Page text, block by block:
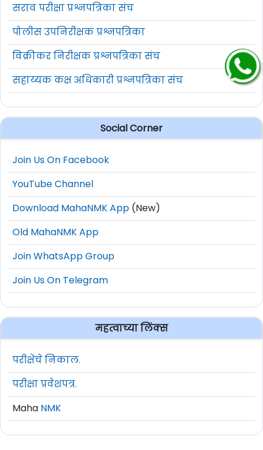
सराव परीक्षा प्रश्नपत्रिका संच
पोलीस उपनिरीक्षक प्रश्नपत्रिका
विक्रीकर निरीक्षक प्रश्नपत्रिका संच
सहाय्यक कक्ष अधिकारी प्रश्नपत्रिका संच
Social Corner
Join Us On Facebook
YouTube Channel
Download MahaNMK App (New)
Old MahaNMK App
Join WhatsApp Group
Join Us On Telegram
महत्वाच्या लिंक्स
परीक्षेचे निकाल.
परीक्षा प्रवेशपत्र.
Maha NMK